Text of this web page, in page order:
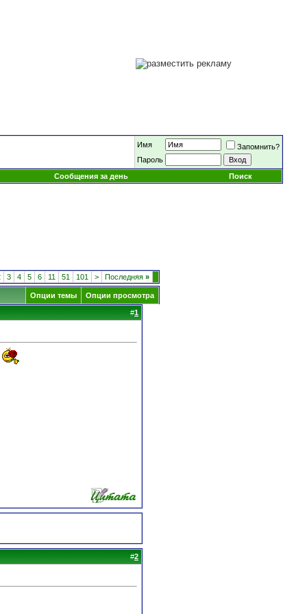
Имя
Запомнить?
Пароль
Сообщения за день
Поиск
3 4 5 6 11 51 101 > Последняя »
Опции темы Опции просмотра
#1
#2